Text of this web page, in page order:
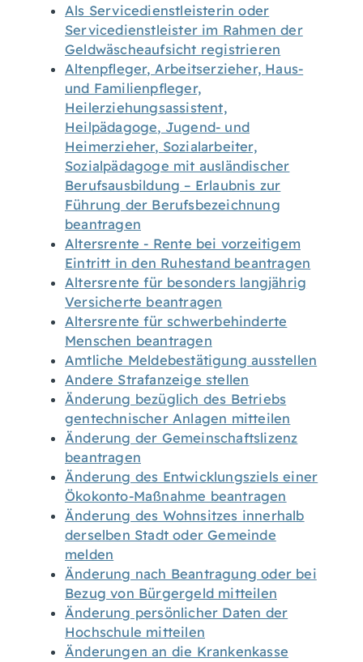
Als Servicedienstleisterin oder
Servicedienstleister im Rahmen der
Geldwäscheaufsicht registrieren
Altenpfleger, Arbeitserzieher, Haus-
und Familienpfleger,
Heilerziehungsassistent,
Heilpädagoge, Jugend- und
Heimerzieher, Sozialarbeiter,
Sozialpädagoge mit ausländischer
Berufsausbildung – Erlaubnis zur
Führung der Berufsbezeichnung
beantragen
Altersrente - Rente bei vorzeitigem
Eintritt in den Ruhestand beantragen
Altersrente für besonders langjährig
Versicherte beantragen
Altersrente für schwerbehinderte
Menschen beantragen
Amtliche Meldebestätigung ausstellen
Andere Strafanzeige stellen
Änderung bezüglich des Betriebs
gentechnischer Anlagen mitteilen
Änderung der Gemeinschaftslizenz
beantragen
Änderung des Entwicklungsziels einer
Ökokonto-Maßnahme beantragen
Änderung des Wohnsitzes innerhalb
derselben Stadt oder Gemeinde
melden
Änderung nach Beantragung oder bei
Bezug von Bürgergeld mitteilen
Änderung persönlicher Daten der
Hochschule mitteilen
Änderungen an die Krankenkasse